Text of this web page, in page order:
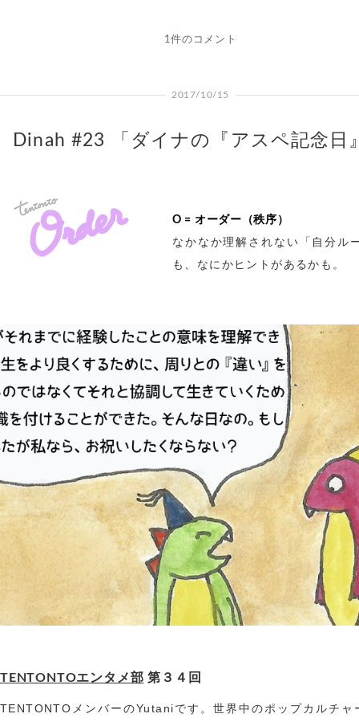
1件のコメント
2017/10/15
Dinah #23 「ダイナの『アスペ記念日
O = オーダー（秩序）
なかなか理解されない「自分ル
も、なにかヒントがあるかも。
TENTONTOエンタメ部 第３４回
TENTONTOメンバーのYutaniです。世界中のポップカルチャ